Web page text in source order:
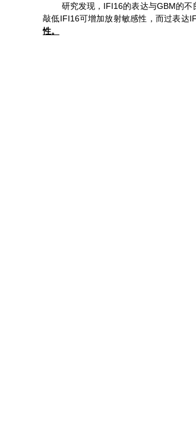
研究发现， IFI16的表达与GBM的不
敲低IFI16可增加放射敏感性，而过表达
性。